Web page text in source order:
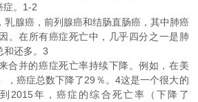
症。1-2
乳腺癌，前列腺癌和结肠直肠癌，其中肺癌
。在所有癌症死亡中，几乎四分之一是肺
和还多。3
合并的癌症死亡率持续下降。例如，在美
，癌症总数下降了29％。4这是一个很大的
2015年，癌症的综合死亡率（下降了